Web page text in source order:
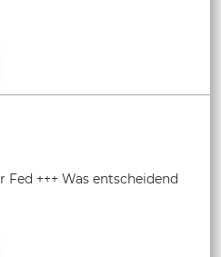
Fed +++ Was entscheidend